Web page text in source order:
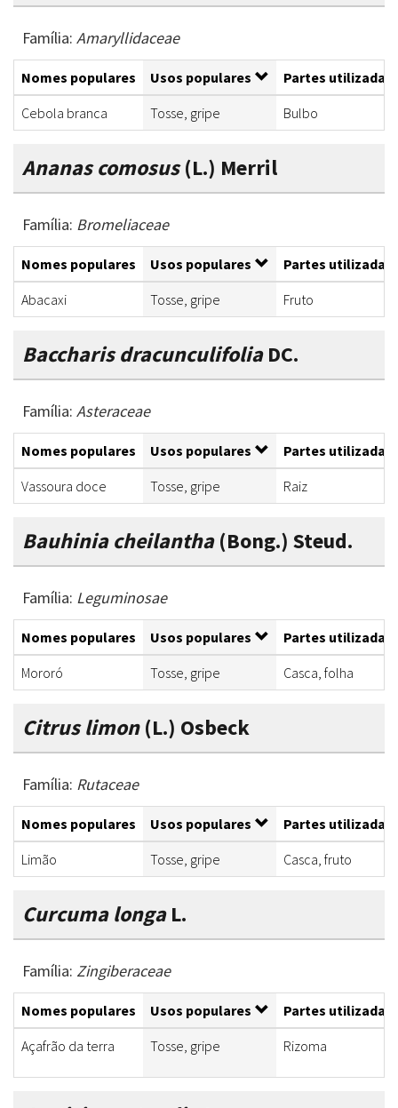
Família: Amaryllidaceae
Nomes populares Usos populares
Partes utilizadas
Cebola branca
Tosse, gripe Bulbo
Ananas comosus(L.) Merril
Família: Bromeliaceae
Nomes populares Usos populares
Partes utilizadas
Abacaxi
Tosse, gripe Fruto
Baccharis dracunculifoliaDC.
Família: Asteraceae
Nomes populares Usos populares
Partes utilizadas
Vassoura doce
Tosse, gripe Raiz
Bauhinia cheilantha(Bong.) Steud.
Família: Leguminosae
Nomes populares Usos populares
Partes utilizadas
Mororó
Tosse, gripe Casca, folha
Citrus limon(L.) Osbeck
Família: Rutaceae
Nomes populares Usos populares
Partes utilizadas
Limão
Tosse, gripe Casca, fruto
Curcuma longaL.
Família: Zingiberaceae
Nomes populares Usos populares
Partes utilizadas
Açafrão da terra
Tosse, gripe Rizoma